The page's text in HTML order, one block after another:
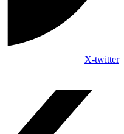
X-twitter